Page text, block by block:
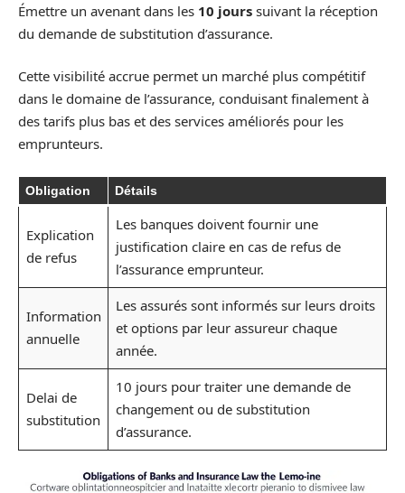
Émettre un avenant dans les 10 jours suivant la réception
du demande de substitution d’assurance.
Cette visibilité accrue permet un marché plus compétitif
dans le domaine de l’assurance, conduisant finalement à
des tarifs plus bas et des services améliorés pour les
emprunteurs.
Obligation Détails
Explication
de refus
Les banques doivent fournir une
justification claire en cas de refus de
l’assurance emprunteur.
Information
annuelle
Les assurés sont informés sur leurs droits
et options par leur assureur chaque
année.
Delai de
substitution
10 jours pour traiter une demande de
changement ou de substitution
d’assurance.